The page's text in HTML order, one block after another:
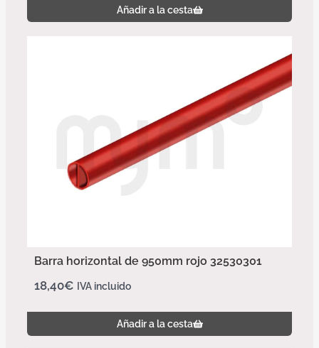
Añadir a la cesta
Barra horizontal de 950mm rojo 32530301
18,40€ IVA incluido
Añadir a la cesta